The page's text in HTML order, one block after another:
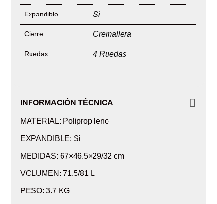
Expandible Si
Cierre Cremallera
Ruedas 4 Ruedas
INFORMACIÓN TÉCNICA
MATERIAL: Polipropileno
EXPANDIBLE: Si
MEDIDAS: 67×46.5×29/32 cm
VOLUMEN: 71.5/81 L
PESO: 3.7 KG